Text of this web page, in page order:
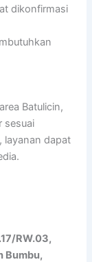
dikonfirmasi
Batulicin,
sesuai
layanan dapat
RW.03,
Bumbu,